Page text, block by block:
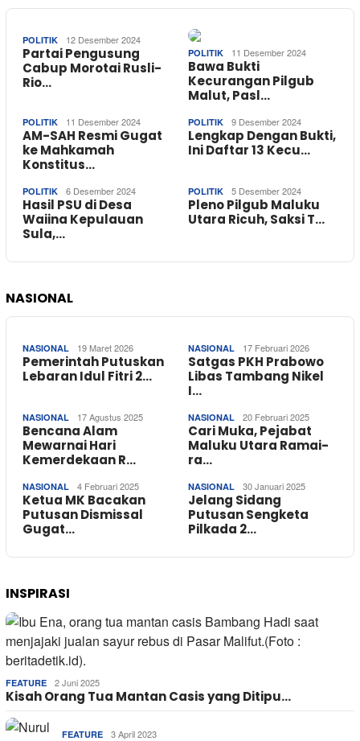
POLITIK 12 Desember 2024
Partai Pengusung
Cabup Morotai Rusli-
Rio…
POLITIK 11 Desember 2024
Bawa Bukti
Kecurangan Pilgub
Malut, Pasl…
POLITIK 11 Desember 2024
AM-SAH Resmi Gugat
ke Mahkamah
Konstitus…
POLITIK 9 Desember 2024
Lengkap Dengan Bukti,
Ini Daftar 13 Kecu…
POLITIK 6 Desember 2024
Hasil PSU di Desa
Waiina Kepulauan
Sula,…
POLITIK 5 Desember 2024
Pleno Pilgub Maluku
Utara Ricuh, Saksi T…
NASIONAL
NASIONAL 19 Maret 2026
Pemerintah Putuskan
Lebaran Idul Fitri 2…
NASIONAL 17 Februari 2026
Satgas PKH Prabowo
Libas Tambang Nikel
I…
NASIONAL 17 Agustus 2025
Bencana Alam
Mewarnai Hari
Kemerdekaan R…
NASIONAL 20 Februari 2025
Cari Muka, Pejabat
Maluku Utara Ramai-
ra…
NASIONAL 4 Februari 2025
Ketua MK Bacakan
Putusan Dismissal
Gugat…
NASIONAL 30 Januari 2025
Jelang Sidang
Putusan Sengketa
Pilkada 2…
INSPIRASI
FEATURE 2 Juni 2025
Kisah Orang Tua Mantan Casis yang Ditipu…
FEATURE 3 April 2023